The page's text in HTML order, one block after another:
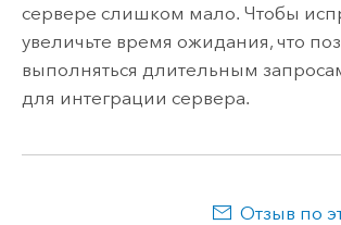
сервере слишком мало. Чтобы
увеличьте время ожидания, что
выполняться длительным
для интеграции сервера.
Отзыв по